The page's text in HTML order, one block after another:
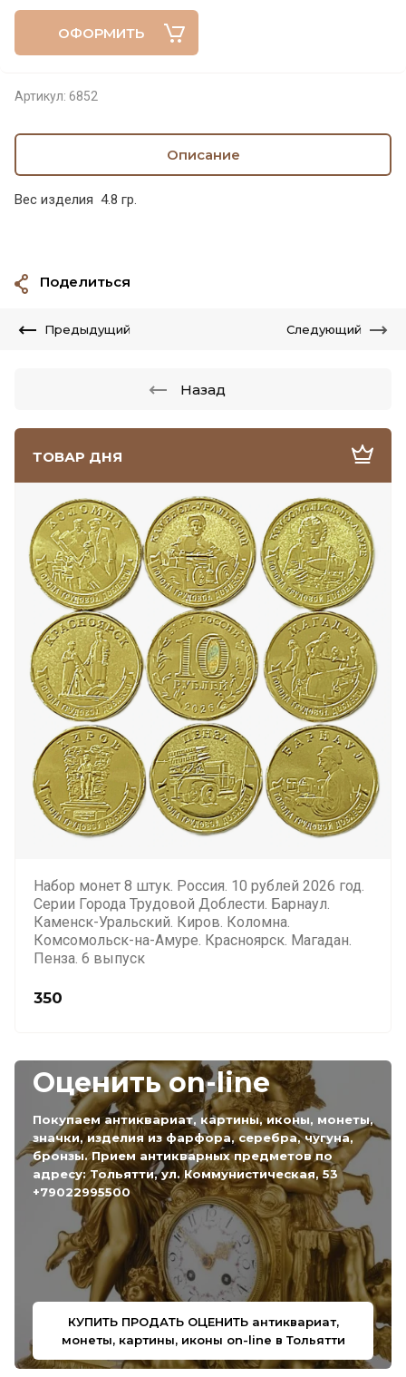
ТОВАР ДНЯ
Набор монет 8 штук. Россия. 10 рублей 2026 год.
Серии Города Трудовой Доблести. Барнаул.
Каменск-Уральский. Киров. Коломна.
Комсомольск-на-Амуре. Красноярск. Магадан.
Пенза. 6 выпуск
350
Оценить on-line
Покупаем антиквариат, картины, иконы, монеты,
значки, изделия из фарфора, серебра, чугуна,
бронзы. Прием антикварных предметов по
адресу: Тольятти, ул. Коммунистическая, 53
+79022995500
КУПИТЬ ПРОДАТЬ ОЦЕНИТЬ антиквариат,
монеты, картины, иконы on-line в Тольятти
ОФОРМИТЬ
Артикул: 6852
Описание
Вес изделия 4.8 гр.
Поделиться
Предыдущий Следующий
Назад